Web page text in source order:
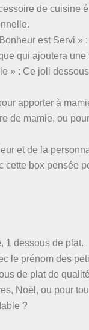
de cuisine
est Servi
qui ajoutera
» : Ce joli
apporter à
de mamie, ou
et de la
box pensée
1 dessous de plat.
le prénom des
de plat de
Noël, ou pour
?